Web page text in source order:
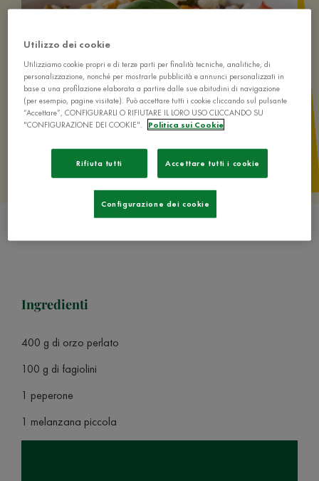
Ingredienti
400 g di orzo perlato
100 g di fagiolini
1 peperone
1 melanzana piccola
Utilizzo dei cookie
Utilizziamo cookie propri e di terze parti per finalità tecniche, analitiche, di
personalizzazione, nonché per mostrarle pubblicità e annunci personalizzati in
base a una profilazione elaborata a partire dalle sue abitudini di navigazione
(per esempio, pagine visitate). Può accettare tutti i cookie cliccando sul pulsante
“Accettare”, CONFIGURARLI O RIFIUTARE IL LORO USO CLICCANDO SU
"CONFIGURAZIONE DEI COOKIE".
Politica sui Cookie
Rifiuta tutti Accettare tutti i cookie
Configurazione dei cookie